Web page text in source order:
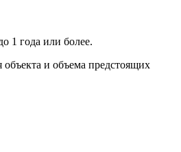
1 года или более.
объекта и объема предстоящих